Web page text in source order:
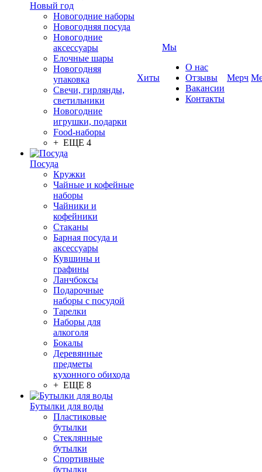
Новый год
Новогодние наборы
Новогодняя посуда
Новогодние
аксессуары
Елочные шары
Новогодняя
упаковка
Свечи, гирлянды,
светильники
Новогодние
игрушки, подарки
Food-наборы
+ ЕЩЕ 4
Посуда
Кружки
Чайные и кофейные
наборы
Чайники и
кофейники
Стаканы
Барная посуда и
аксессуары
Кувшины и
графины
Ланчбоксы
Подарочные
наборы с посудой
Тарелки
Наборы для
алкоголя
Бокалы
Деревянные
предметы
кухонного обихода
+ ЕЩЕ 8
Бутылки для воды
Пластиковые
бутылки
Стеклянные
бутылки
Спортивные
бутылки
Хиты
Мы
О нас
Отзывы
Вакансии
Контакты
Мерч